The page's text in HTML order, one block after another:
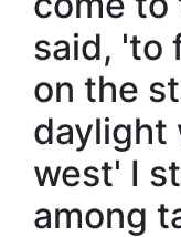
said, 'to
on the
daylight
west' I
among